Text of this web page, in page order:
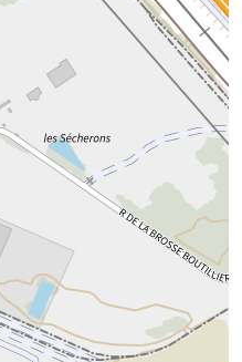
Photographies aériennes